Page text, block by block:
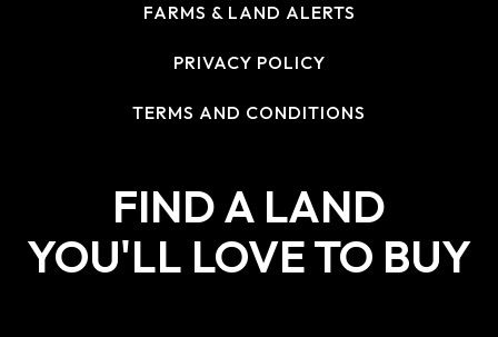
FARMS & LAND ALERTS
PRIVACY POLICY
TERMS AND CONDITIONS
FIND A LAND
YOU'LL LOVE TO BUY